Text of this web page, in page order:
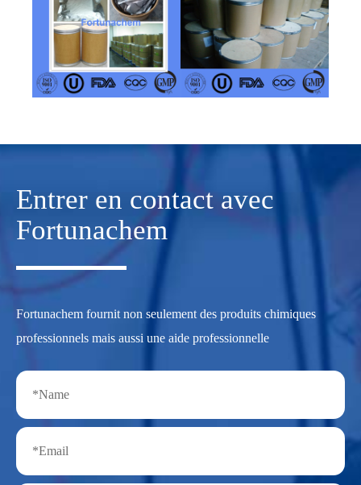
Entrer en contact avec
Fortunachem
Fortunachem fournit non seulement des produits chimiques
professionnels mais aussi une aide professionnelle